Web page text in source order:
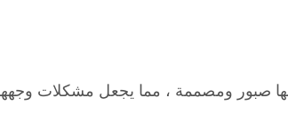
صبور ومصممة ، مما يجعل مشكلات